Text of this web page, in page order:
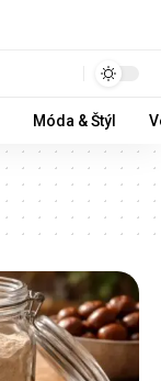
Móda & Štýl